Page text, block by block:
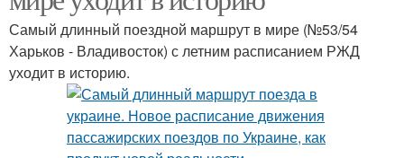
Самый длинный поездной маршрут в мире (№53/54
Харьков - Владивосток) с летним расписанием РЖД
уходит в историю.